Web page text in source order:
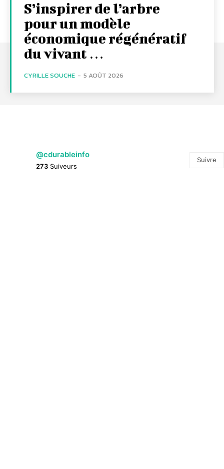
S’inspirer de l’arbre
pour un modèle
économique régénératif
du vivant …
CYRILLE SOUCHE - 5 AOÛT 2026
@cdurableinfo
273 Suiveurs
Suivre